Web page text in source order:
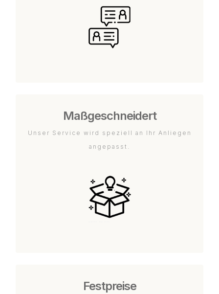
Maßgeschneidert
Unser Service wird speziell an Ihr Anliegen
angepasst.
Festpreise